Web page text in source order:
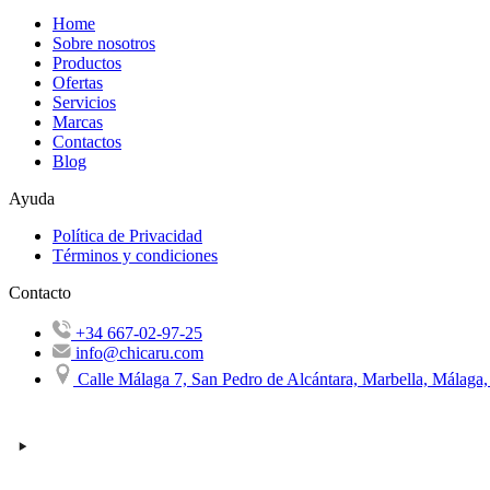
Home
Sobre nosotros
Productos
Ofertas
Servicios
Marcas
Contactos
Blog
Ayuda
Política de Privacidad
Términos y condiciones
Contacto
+34 667-02-97-25
info@chicaru.com
Calle Málaga 7, San Pedro de Alcántara, Marbella, Málaga,